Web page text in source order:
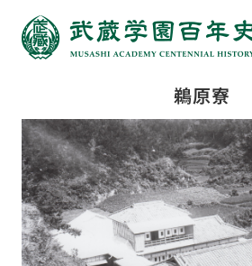
鵜原寮